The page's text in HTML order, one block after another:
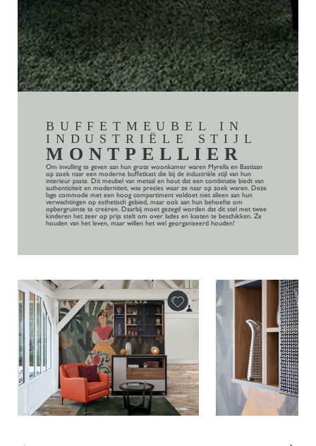
BUFFETMEUBEL IN
INDUSTRIËLE STIJL
MONTPELLIER
Om invulling te geven aan hun grote woonkamer waren Myrella en Bastiaan
op zoek naar een moderne buffetkast die bij de industriële stijl van hun
interieur paste. Dit meubel van metaal en hout dat een combinatie biedt van
authenticiteit en moderniteit, was precies waar ze naar op zoek waren. Deze
lage commode met een hoog compartiment voldoet niet alleen aan hun
verwachtingen op esthetisch gebied, maar ook aan hun behoefte om
opbergruimte te creëren. Daarbij moet gezegd worden dat dit stel met twee
kinderen het zeer op prijs stelt om over lades en kasten te beschikken. Ze
houden van het leven, maar willen het wel georganiseerd houden!